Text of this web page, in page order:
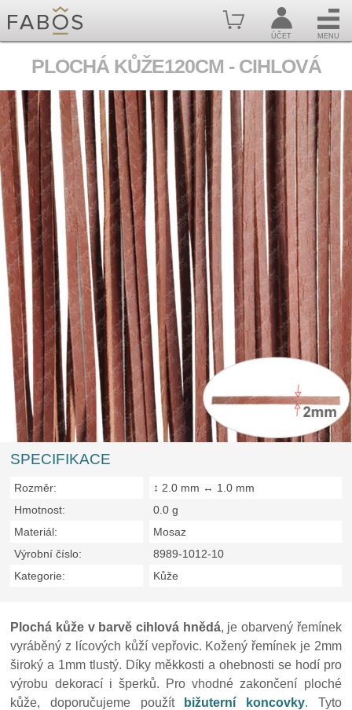
ÚČET MENU
PLOCHÁ KŮŽE120CM - CIHLOVÁ
SPECIFIKACE
Rozměr:
↕ 2.0 mm ↔ 1.0 mm
Hmotnost:
0.0 g
Materiál:
Mosaz
Výrobní číslo:
8989-1012-10
Kategorie:
Kůže
Plochá kůže v barvě cihlová hnědá, je obarvený řemínek
vyráběný z lícových kůží vepřovic. Kožený řemínek je 2mm
široký a 1mm tlustý. Díky měkkosti a ohebnosti se hodí pro
výrobu dekorací i šperků. Pro vhodné zakončení ploché
kůže, doporučujeme použít
bižuterní koncovky. Tyto